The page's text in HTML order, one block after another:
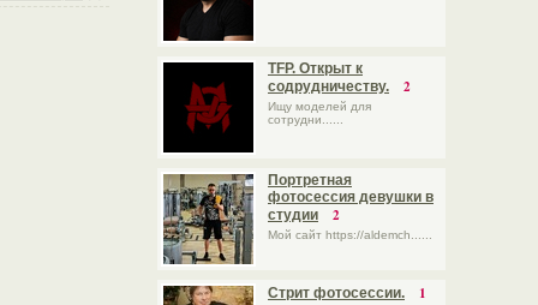
TFP. Открыт к
содрудничеству.
2
Ищу моделей для
сотрудни......
Портретная
фотосессия девушки в
студии
2
Мой сайт https://aldemch......
Стрит фотосессии. 1